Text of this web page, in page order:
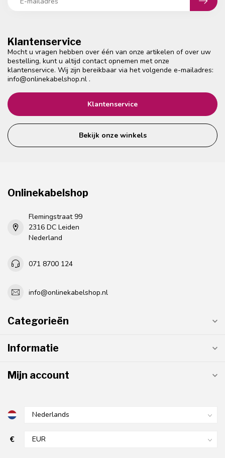
Klantenservice
Mocht u vragen hebben over één van onze artikelen of over uw
bestelling, kunt u altijd contact opnemen met onze
klantenservice. Wij zijn bereikbaar via het volgende e-mailadres:
info@onlinekabelshop.nl .
Klantenservice
Bekijk onze winkels
Onlinekabelshop
Flemingstraat 99
2316 DC Leiden
Nederland
071 8700 124
info@onlinekabelshop.nl
Categorieën
Informatie
Mijn account
€